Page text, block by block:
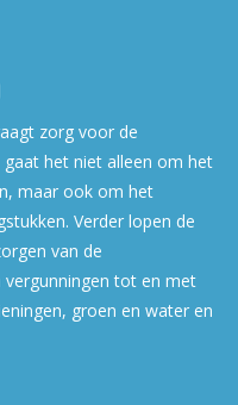
zorg voor de
het niet alleen om het
maar ook om het
Verder lopen de
van de
vergunningen tot en met
groen en water en